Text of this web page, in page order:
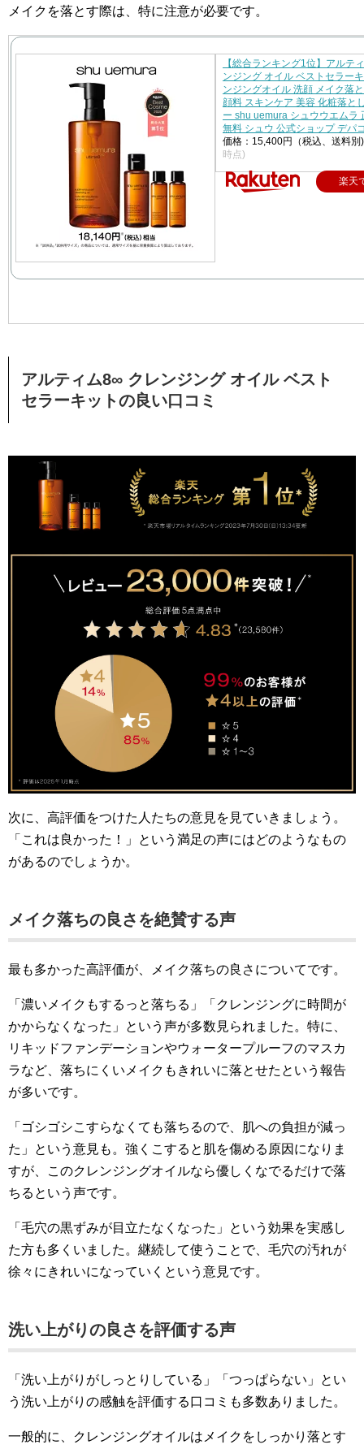
メイクを落とす際は、特に注意が必要です。
【総合ランキング1位】アルテ
ンジング オイル ベストセラー
ンジングオイル 洗顔 メイク落
顔料 スキンケア 美容 化粧落と
ー shu uemura シュウウエムラ
無料 シュウ 公式ショップ デパ
価格：15,400円（税込、送料
時点)
楽天
アルティム8∞ クレンジング オイル ベスト
セラーキットの良い口コミ
次に、高評価をつけた人たちの意見を見ていきましょう。
「これは良かった！」という満足の声にはどのようなもの
があるのでしょうか。
メイク落ちの良さを絶賛する声
最も多かった高評価が、メイク落ちの良さについてです。
「濃いメイクもするっと落ちる」「クレンジングに時間が
かからなくなった」という声が多数見られました。特に、
リキッドファンデーションやウォータープルーフのマスカ
ラなど、落ちにくいメイクもきれいに落とせたという報告
が多いです。
「ゴシゴシこすらなくても落ちるので、肌への負担が減っ
た」という意見も。強くこすると肌を傷める原因になりま
すが、このクレンジングオイルなら優しくなでるだけで落
ちるという声です。
「毛穴の黒ずみが目立たなくなった」という効果を実感し
た方も多くいました。継続して使うことで、毛穴の汚れが
徐々にきれいになっていくという意見です。
洗い上がりの良さを評価する声
「洗い上がりがしっとりしている」「つっぱらない」とい
う洗い上がりの感触を評価する口コミも多数ありました。
一般的に、クレンジングオイルはメイクをしっかり落とす